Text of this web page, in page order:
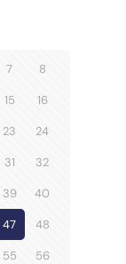
7 8
15 16
23 24
31 32
39 40
47 48
55 56